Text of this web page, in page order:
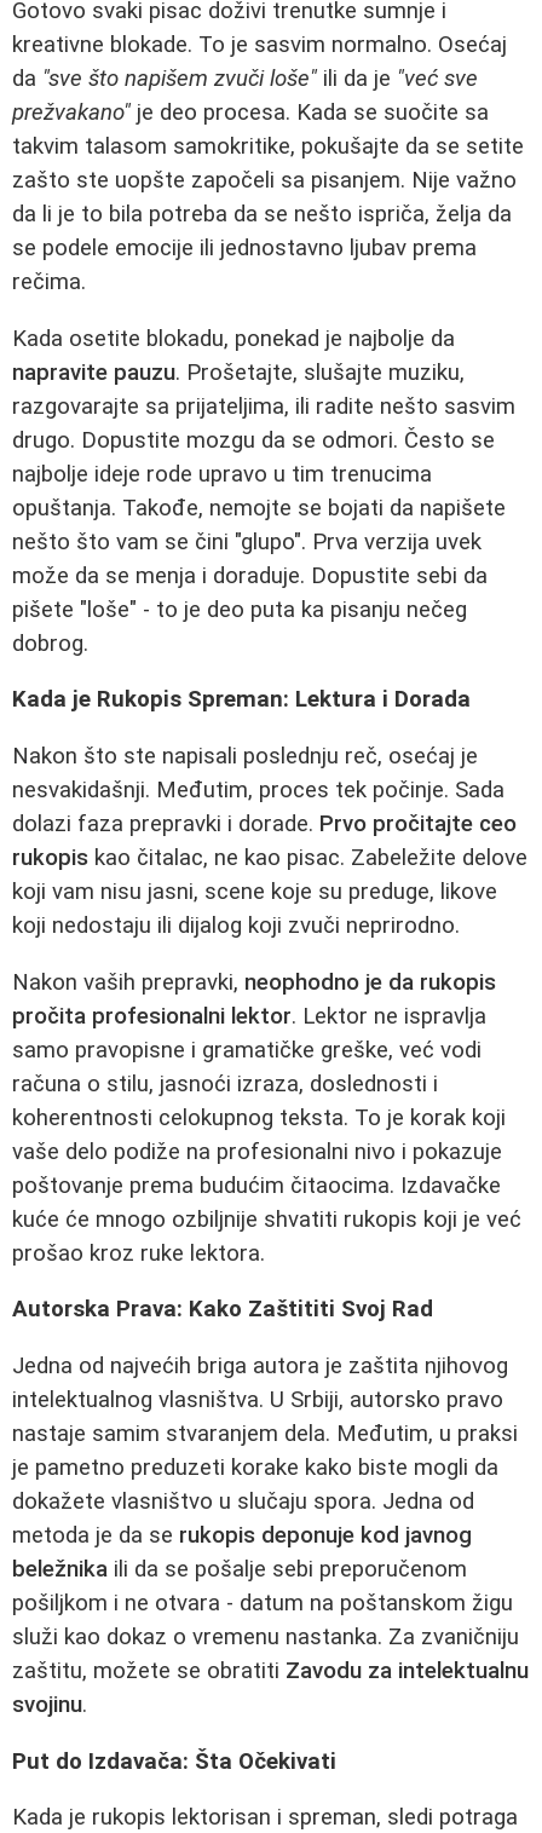
Gotovo svaki pisac doživi trenutke sumnje i
kreativne blokade. To je sasvim normalno. Osećaj
da "sve što napišem zvuči loše" ili da je "već sve
prežvakano" je deo procesa. Kada se suočite sa
takvim talasom samokritike, pokušajte da se setite
zašto ste uopšte započeli sa pisanjem. Nije važno
da li je to bila potreba da se nešto ispriča, želja da
se podele emocije ili jednostavno ljubav prema
rečima.
Kada osetite blokadu, ponekad je najbolje da
napravite pauzu. Prošetajte, slušajte muziku,
razgovarajte sa prijateljima, ili radite nešto sasvim
drugo. Dopustite mozgu da se odmori. Često se
najbolje ideje rode upravo u tim trenucima
opuštanja. Takođe, nemojte se bojati da napišete
nešto što vam se čini "glupo". Prva verzija uvek
može da se menja i doraduje. Dopustite sebi da
pišete "loše" - to je deo puta ka pisanju nečeg
dobrog.
Kada je Rukopis Spreman: Lektura i Dorada
Nakon što ste napisali poslednju reč, osećaj je
nesvakidašnji. Međutim, proces tek počinje. Sada
dolazi faza prepravki i dorade. Prvo pročitajte ceo
rukopis kao čitalac, ne kao pisac. Zabeležite delove
koji vam nisu jasni, scene koje su preduge, likove
koji nedostaju ili dijalog koji zvuči neprirodno.
Nakon vaših prepravki, neophodno je da rukopis
pročita profesionalni lektor. Lektor ne ispravlja
samo pravopisne i gramatičke greške, već vodi
računa o stilu, jasnoći izraza, doslednosti i
koherentnosti celokupnog teksta. To je korak koji
vaše delo podiže na profesionalni nivo i pokazuje
poštovanje prema budućim čitaocima. Izdavačke
kuće će mnogo ozbiljnije shvatiti rukopis koji je već
prošao kroz ruke lektora.
Autorska Prava: Kako Zaštititi Svoj Rad
Jedna od najvećih briga autora je zaštita njihovog
intelektualnog vlasništva. U Srbiji, autorsko pravo
nastaje samim stvaranjem dela. Međutim, u praksi
je pametno preduzeti korake kako biste mogli da
dokažete vlasništvo u slučaju spora. Jedna od
metoda je da se rukopis deponuje kod javnog
beležnika ili da se pošalje sebi preporučenom
pošiljkom i ne otvara - datum na poštanskom žigu
služi kao dokaz o vremenu nastanka. Za zvaničniju
zaštitu, možete se obratiti Zavodu za intelektualnu
svojinu.
Put do Izdavača: Šta Očekivati
Kada je rukopis lektorisan i spreman, sledi potraga